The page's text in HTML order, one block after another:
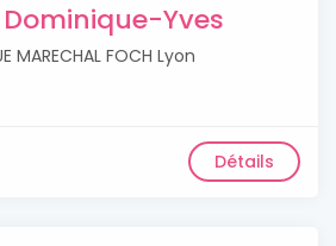
Yves
MARECHAL FOCH Lyon
Détails